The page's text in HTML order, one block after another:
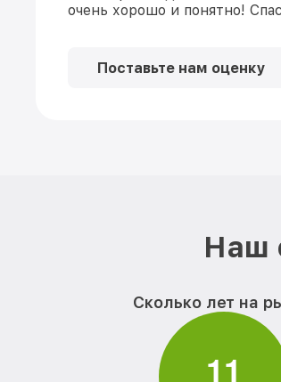
очень хорошо и понятно!
Поставьте нам оценку
Наш
Сколько лет на
11